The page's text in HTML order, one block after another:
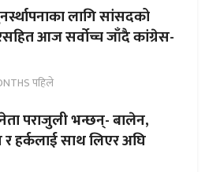
लागि सांसदको
आज सर्वोच्च जाँदै कांग्रेस-
पहिले
नेता पराजुली भन्छन्- बालेन,
हर्कलाई साथ लिएर अघि